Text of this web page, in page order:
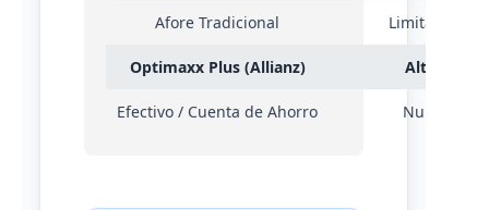
Afore Tradicional Limitada
Optimaxx Plus (Allianz) Alta
Efectivo / Cuenta de Ahorro Nula